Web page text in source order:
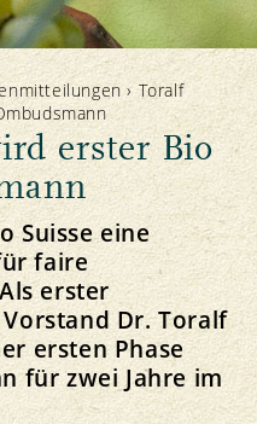
›Toralf
erster Bio
Suisse eine
faire
erster
Dr. Toralf
ersten Phase
für zwei Jahre im